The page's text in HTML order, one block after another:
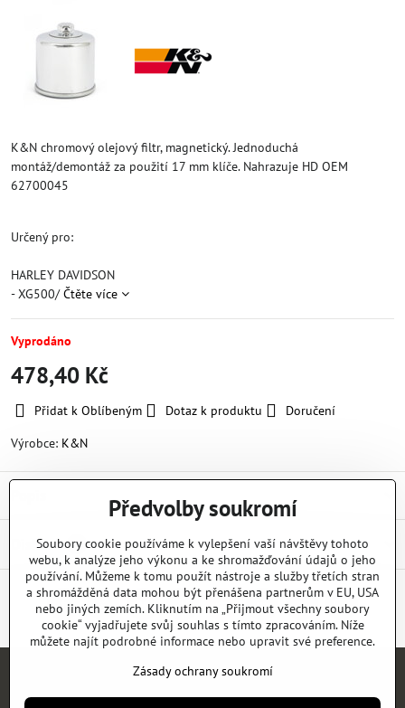
K&N chromový olejový filtr, magnetický. Jednoduchá
montáž/demontáž za použití 17 mm klíče. Nahrazuje HD OEM
62700045
Určený pro:
HARLEY DAVIDSON
- XG500/Čtěte více
Vyprodáno
478,40 Kč
Přidat k Oblíbeným Dotaz k produktu
Doručení
Výrobce: K&N
Diskuse 0
FacebookTwitterBlueskyPinterestReddit LinkedInWhatsApp
E-
mail
KATALOGY NEWS
Předvolby soukromí
Soubory cookie používáme k vylepšení vaší návštěvy tohoto
webu, k analýze jeho výkonu a ke shromažďování údajů o jeho
používání. Můžeme k tomu použít nástroje a služby třetích stran
a shromážděná data mohou být přenášena partnerům v EU, USA
nebo jiných zemích. Kliknutím na „Přijmout všechny soubory
cookie“ vyjadřujete svůj souhlas s tímto zpracováním. Níže
můžete najít podrobné informace nebo upravit své preference.
Zásady ochrany soukromí